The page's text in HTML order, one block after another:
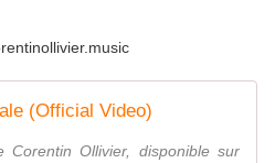
(Official Video)
Corentin Ollivier, disponible sur